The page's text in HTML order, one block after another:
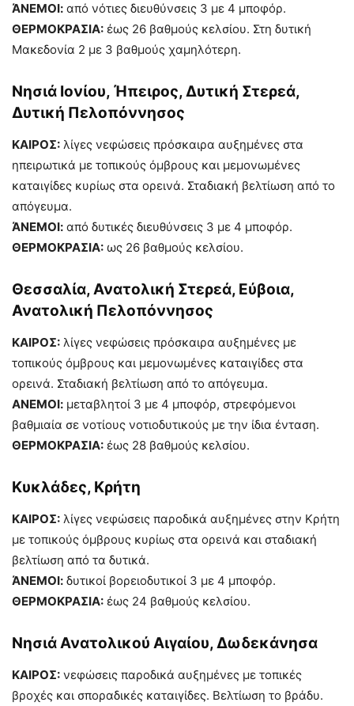
ΆΝΕΜΟΙ: από νότιες διευθύνσεις 3 με 4 μποφόρ.
ΘΕΡΜΟΚΡΑΣΙΑ: έως 26 βαθμούς κελσίου. Στη δυτική
Μακεδονία 2 με 3 βαθμούς χαμηλότερη.
Νησιά Ιονίου, Ήπειρος, Δυτική Στερεά,
Δυτική Πελοπόννησος
ΚΑΙΡΟΣ: λίγες νεφώσεις πρόσκαιρα αυξημένες στα
ηπειρωτικά με τοπικούς όμβρους και μεμονωμένες
καταιγίδες κυρίως στα ορεινά. Σταδιακή βελτίωση από το
απόγευμα.
ΆΝΕΜΟΙ: από δυτικές διευθύνσεις 3 με 4 μποφόρ.
ΘΕΡΜΟΚΡΑΣΙΑ: ως 26 βαθμούς κελσίου.
Θεσσαλία, Ανατολική Στερεά, Εύβοια,
Ανατολική Πελοπόννησος
ΚΑΙΡΟΣ: λίγες νεφώσεις πρόσκαιρα αυξημένες με
τοπικούς όμβρους και μεμονωμένες καταιγίδες στα
ορεινά. Σταδιακή βελτίωση από το απόγευμα.
ΑΝΕΜΟΙ: μεταβλητοί 3 με 4 μποφόρ, στρεφόμενοι
βαθμιαία σε νοτίους νοτιοδυτικούς με την ίδια ένταση.
ΘΕΡΜΟΚΡΑΣΙΑ: έως 28 βαθμούς κελσίου.
Κυκλάδες, Κρήτη
ΚΑΙΡΟΣ: λίγες νεφώσεις παροδικά αυξημένες στην Κρήτη
με τοπικούς όμβρους κυρίως στα ορεινά και σταδιακή
βελτίωση από τα δυτικά.
ΆΝΕΜΟΙ: δυτικοί βορειοδυτικοί 3 με 4 μποφόρ.
ΘΕΡΜΟΚΡΑΣΙΑ: έως 24 βαθμούς κελσίου.
Νησιά Ανατολικού Αιγαίου, Δωδεκάνησα
ΚΑΙΡΟΣ: νεφώσεις παροδικά αυξημένες με τοπικές
βροχές και σποραδικές καταιγίδες. Βελτίωση το βράδυ.